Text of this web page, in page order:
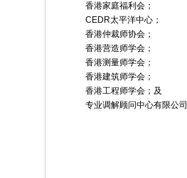
香港家庭福利会 ；
CEDR太平洋中心；
香港仲裁师协会；
香港营造师学会；
香港测量师学会；
香港建筑师学会；
香港工程师学会；及
专业调解顾问中心有限公